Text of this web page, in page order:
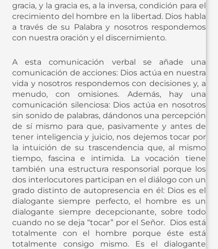
gracia, y la gracia es, a la inversa, condición para el
crecimiento del hombre en la libertad. Dios habla
a través de su Palabra y nosotros respondemos
con nuestra oración y el discernimiento.
A esta comunicación verbal se añade una
comunicación de acciones: Dios actúa en nuestra
vida y nosotros respondemos con decisiones y, a
menudo, con omisiones. Además, hay una
comunicación silenciosa: Dios actúa en nosotros
sin sonido de palabras, dándonos una percepción
de sí mismo para que, pasivamente y antes de
tener inteligencia y juicio, nos dejemos tocar por
la intuición de su trascendencia que, al mismo
tiempo, fascina e intimida. La vocación tiene
también una estructura responsorial porque los
dos interlocutores participan en el diálogo con un
grado distinto de autopresencia en él: Dios es el
dialogante siempre perfecto, el hombre es un
dialogante siempre decepcionante, sobre todo
cuando no se deja “tocar” por el Señor. Dios está
totalmente con el hombre porque éste está
totalmente consigo mismo. Es el dialogante